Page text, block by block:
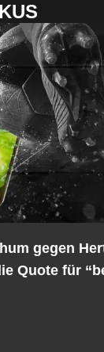
gegen
Quote für